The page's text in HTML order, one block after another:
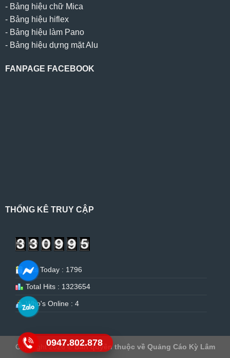
- Bảng hiệu chữ Mica
- Bảng hiệu hiflex
- Bảng hiệu làm Pano
- Bảng hiệu dựng mặt Alu
FANPAGE FACEBOOK
THỐNG KÊ TRUY CẬP
Hits Today : 1796
Total Hits : 1323654
Who's Online : 4
Copyright 2026 ©Bản quyền thuộc về Quảng Cáo Kỳ Lâm
0947.802.878